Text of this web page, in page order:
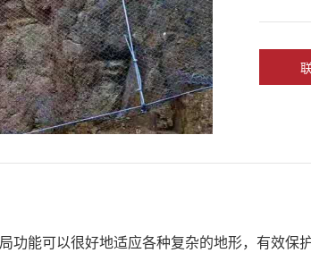
功能可以很好地适应各种复杂的地形，有效